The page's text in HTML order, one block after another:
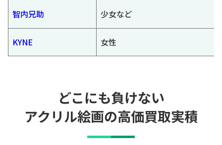
智内兄助 少女など
KYNE 女性
どこにも負けない
アクリル絵画の高価買取実積